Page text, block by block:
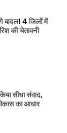
4 जिलों में
की चेतावनी
सीधा संवाद,
का आधार